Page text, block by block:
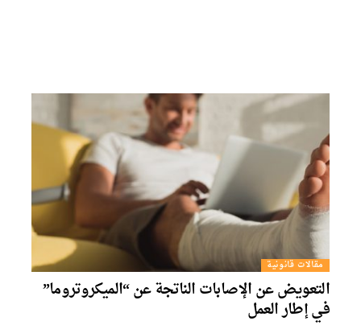
مقالات قانونية
التعويض عن الإصابات الناتجة عن “الميكروتروما”
في إطار العمل